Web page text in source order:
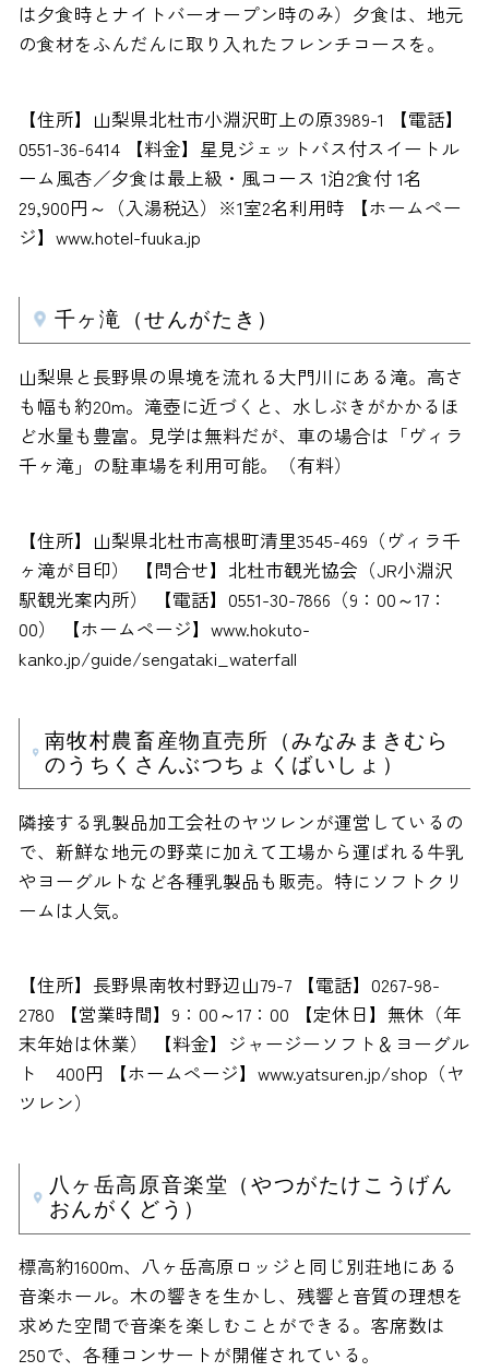
は夕食時とナイトバーオープン時のみ）夕食は、地元
の食材をふんだんに取り入れたフレンチコースを。
【住所】山梨県北杜市小淵沢町上の原3989-1 【電話】
0551-36-6414 【料金】星見ジェットバス付スイートル
ーム風杏／夕食は最上級・風コース 1泊2食付 1名
29,900円～（入湯税込）※1室2名利用時 【ホームペー
ジ】www.hotel-fuuka.jp
千ヶ滝（せんがたき）
山梨県と長野県の県境を流れる大門川にある滝。高さ
も幅も約20m。滝壺に近づくと、水しぶきがかかるほ
ど水量も豊富。見学は無料だが、車の場合は「ヴィラ
千ヶ滝」の駐車場を利用可能。（有料）
【住所】山梨県北杜市高根町清里3545-469（ヴィラ千
ヶ滝が目印） 【問合せ】北杜市観光協会（JR小淵沢
駅観光案内所） 【電話】0551-30-7866（9：00～17：
00） 【ホームページ】www.hokuto-
kanko.jp/guide/sengataki_waterfall
南牧村農畜産物直売所（みなみまきむら
のうちくさんぶつちょくばいしょ）
隣接する乳製品加工会社のヤツレンが運営しているの
で、新鮮な地元の野菜に加えて工場から運ばれる牛乳
やヨーグルトなど各種乳製品も販売。特にソフトクリ
ームは人気。
【住所】長野県南牧村野辺山79-7 【電話】0267-98-
2780 【営業時間】9：00～17：00 【定休日】無休（年
末年始は休業） 【料金】ジャージーソフト＆ヨーグル
ト 400円 【ホームページ】www.yatsuren.jp/shop（ヤ
ツレン）
八ヶ岳高原音楽堂（やつがたけこうげん
おんがくどう）
標高約1600m、八ヶ岳高原ロッジと同じ別荘地にある
音楽ホール。木の響きを生かし、残響と音質の理想を
求めた空間で音楽を楽しむことができる。客席数は
250で、各種コンサートが開催されている。